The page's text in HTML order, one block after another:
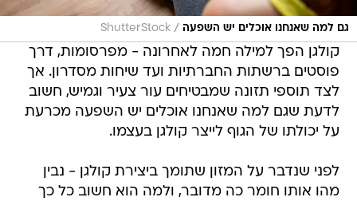
גם למה שאנחנו אוכלים יש השפעה /
ShutterStock
קולגן הפך למילה חמה לאחרונה - מפרסומות, דרך
פוסטים ברשתות החברתיות ועד שיחות מסדרון. אך
לצד תוספי תזונה שמבטיחים עור צעיר וגמיש, חשוב
לדעת שגם למה שאנחנו אוכלים יש השפעה מכרעת
על יכולתו של הגוף לייצר קולגן בעצמו.
לפני שנדבר על המזון שתומך ביצירת קולגן - נבין
מהו אותו חומר כה מדובר, ולמה הוא חשוב כל כך